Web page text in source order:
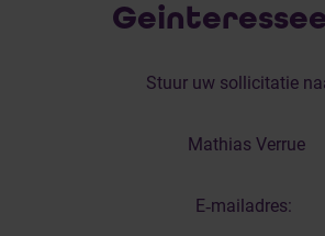
Stuur uw sollicitatie
Mathias Verrue
E‑mailadres: